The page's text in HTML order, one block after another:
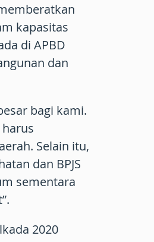
kapasitas
di APBD
dan
bagi kami.
Selain itu,
dan BPJS
sementara
2020